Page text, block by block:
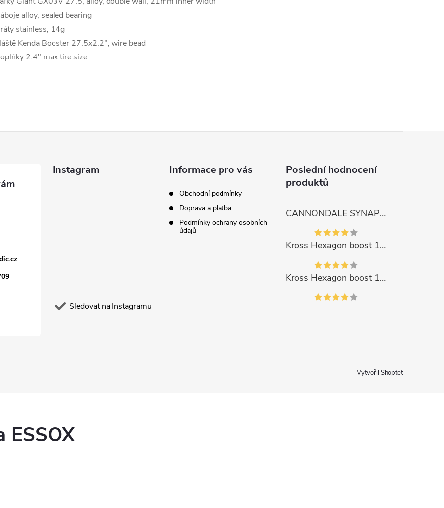
alloy, sealed bearing
stainless, 14g
Kenda Booster 27.5x2.2", wire bead
2.4" max tire size
Instagram
Sledovat na Instagramu
Informace pro vás
Obchodní podmínky
Doprava a platba
Podmínky ochrany osobních
údajů
Poslední hodnocení
produktů
CANNONDALE SYNAPSE CARBON 4
Kross Hexagon boost 1.0 500Wh 2023
Kross Hexagon boost 1.0 500Wh 2023
Vytvořil Shoptet
ESSOX